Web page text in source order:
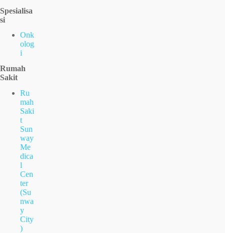
Spesialisa
si
Onk
olog
i
Rumah
Sakit
Ru
mah
Saki
t
Sun
way
Me
dica
l
Cen
ter
(Su
nwa
y
City
)